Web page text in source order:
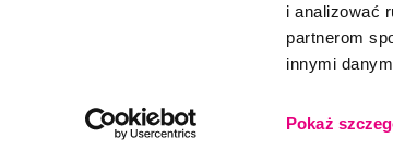
i analizować
partnerom
innymi
Pokaż